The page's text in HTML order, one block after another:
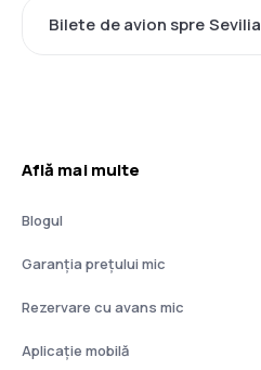
Bilete de avion spre Sevilia
Află mai multe
Blogul
Garanția prețului mic
Rezervare cu avans mic
Aplicație mobilă